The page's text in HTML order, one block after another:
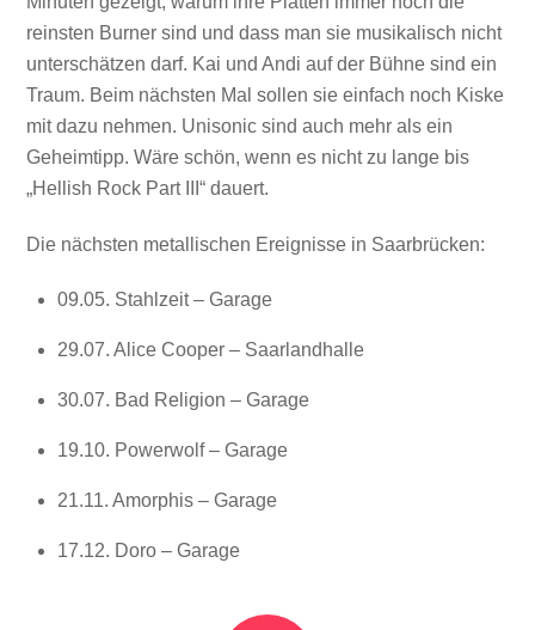
reinsten Burner sind und dass man sie musikalisch nicht
unterschätzen darf. Kai und Andi auf der Bühne sind ein
Traum. Beim nächsten Mal sollen sie einfach noch Kiske
mit dazu nehmen. Unisonic sind auch mehr als ein
Geheimtipp. Wäre schön, wenn es nicht zu lange bis
„Hellish Rock Part III“ dauert.
Die nächsten metallischen Ereignisse in Saarbrücken:
09.05. Stahlzeit – Garage
29.07. Alice Cooper – Saarlandhalle
30.07. Bad Religion – Garage
19.10. Powerwolf – Garage
21.11. Amorphis – Garage
17.12. Doro – Garage